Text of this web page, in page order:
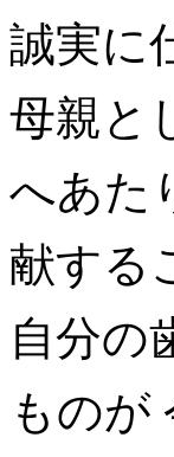
誠実に
母親と
へあた
献する
自分の
ものが